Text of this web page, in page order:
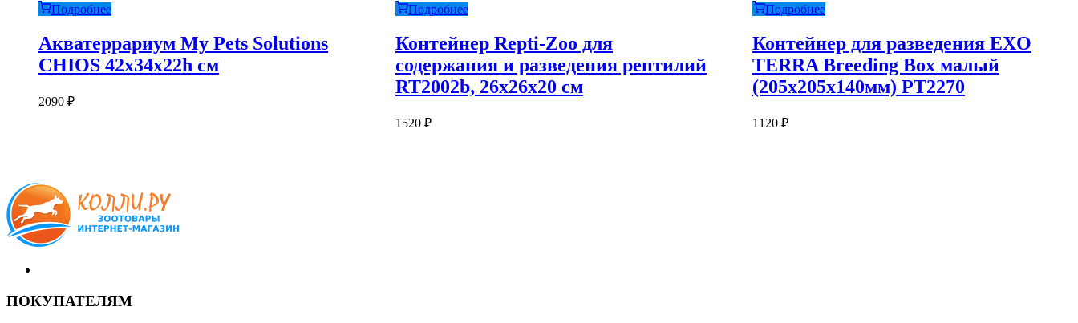
Подробнее
Акватеррариум My Pets Solutions
CHIOS 42x34x22h см
2090 ₽
Подробнее
Контейнер Repti-Zoo для
содержания и разведения рептилий
RT2002b, 26х26х20 см
1520 ₽
Подробнее
Контейнер для разведения EXO
TERRA Breeding Box малый
(205x205x140мм) PT2270
1120 ₽
ПОКУПАТЕЛЯМ